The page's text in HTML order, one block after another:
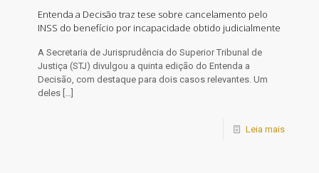
Entenda a Decisão traz tese sobre cancelamento pelo
INSS do benefício por incapacidade obtido judicialmente
A Secretaria de Jurisprudência do Superior Tribunal de
Justiça (STJ) divulgou a quinta edição do Entenda a
Decisão, com destaque para dois casos relevantes. Um
deles […]
Leia mais